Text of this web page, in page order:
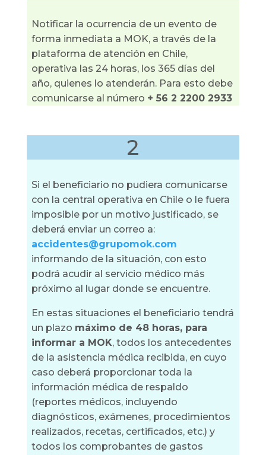
Notificar la ocurrencia de un evento de
forma inmediata a MOK, a través de la
plataforma de atención en Chile,
operativa las 24 horas, los 365 días del
año, quienes lo atenderán. Para esto debe
comunicarse al número + 56 2 2200 2933
2
Si el beneficiario no pudiera comunicarse
con la central operativa en Chile o le fuera
imposible por un motivo justificado, se
deberá enviar un correo a:
accidentes@grupomok.com
informando de la situación, con esto
podrá acudir al servicio médico más
próximo al lugar donde se encuentre.
En estas situaciones el beneficiario tendrá
un plazo máximo de 48 horas, para
informar a MOK, todos los antecedentes
de la asistencia médica recibida, en cuyo
caso deberá proporcionar toda la
información médica de respaldo
(reportes médicos, incluyendo
diagnósticos, exámenes, procedimientos
realizados, recetas, certificados, etc.) y
todos los comprobantes de gastos